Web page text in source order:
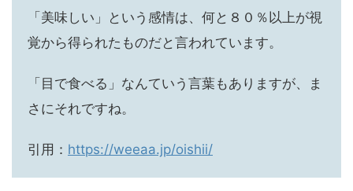
「美味しい」という感情は、何と８０％以上が視
覚から得られたものだと言われています。
「目で食べる」なんていう言葉もありますが、ま
さにそれですね。
引用： https://weeaa.jp/oishii/